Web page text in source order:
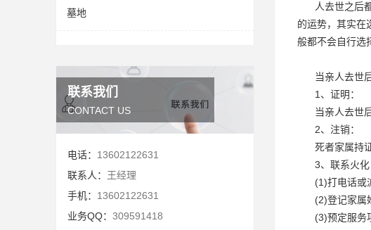
墓地
联系我们
CONTACT US
电话： 13602122631
联系人： 王经理
手机： 13602122631
业务QQ： 309591418
人去世之后
的运势，其实在
般都不会自行选
当亲人去世
1、证明：
当亲人去世
2、注销：
死者家属持
3、联系火化
(1)打电话或
(2)登记家属
(3)预定服务